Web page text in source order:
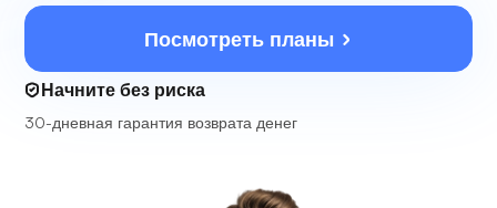
Посмотреть планы
Начните без риска
30-дневная гарантия возврата денег